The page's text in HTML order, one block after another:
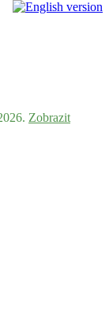
Zobrazit